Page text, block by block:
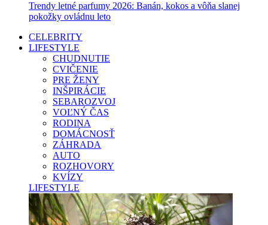
Trendy letné parfumy 2026: Banán, kokos a vôňa slanej
pokožky ovládnu leto
CELEBRITY
LIFESTYLE
CHUDNUTIE
CVIČENIE
PRE ŽENY
INŠPIRÁCIE
SEBAROZVOJ
VOĽNÝ ČAS
RODINA
DOMÁCNOSŤ
ZÁHRADA
AUTO
ROZHOVORY
KVÍZY
LIFESTYLE